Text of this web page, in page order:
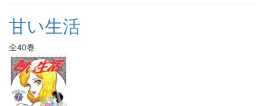
甘い生活
全40巻